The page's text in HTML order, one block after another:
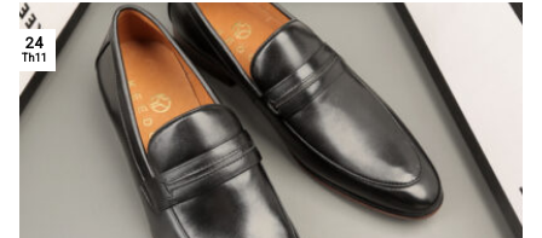
24
Th11